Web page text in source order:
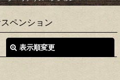
ペンション
表示順変更